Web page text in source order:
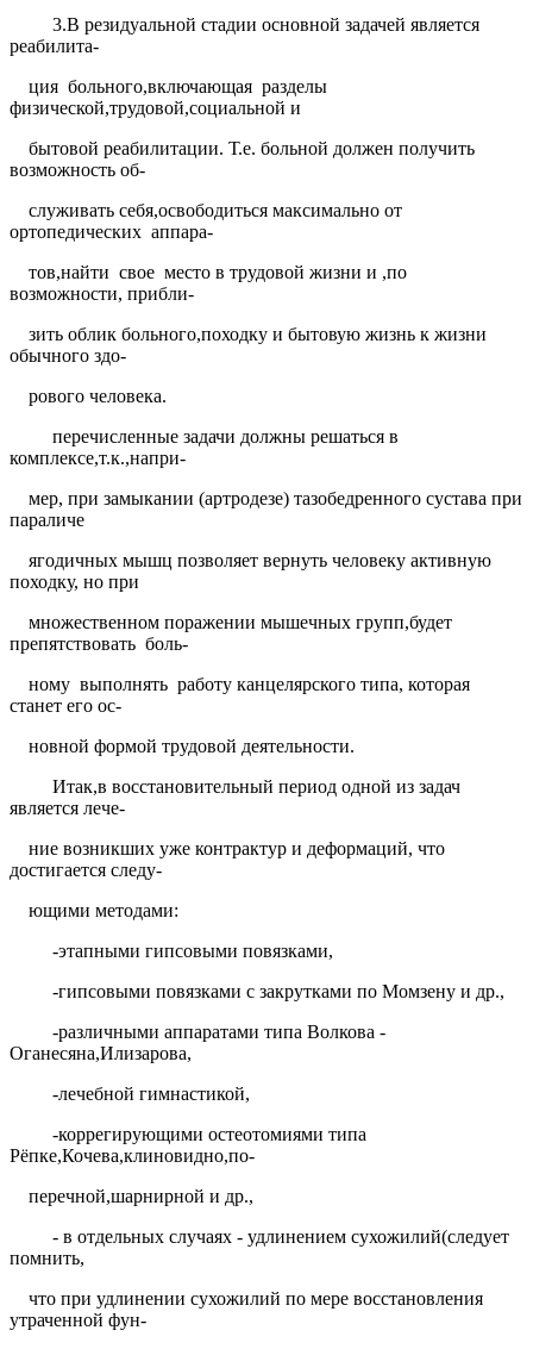
3.В резидуальной стадии основной задачей является
реабилита-
ция больного,включающая разделы
физической,трудовой,социальной и
бытовой реабилитации. Т.е. больной должен получить
возможность об-
служивать себя,освободиться максимально от
ортопедических аппара-
тов,найти свое место в трудовой жизни и ,по
возможности, прибли-
зить облик больного,походку и бытовую жизнь к жизни
обычного здо-
рового человека.
перечисленные задачи должны решаться в
комплексе,т.к.,напри-
мер, при замыкании (артродезе) тазобедренного сустава при
параличе
ягодичных мышц позволяет вернуть человеку активную
походку, но при
множественном поражении мышечных групп,будет
препятствовать боль-
ному выполнять работу канцелярского типа, которая
станет его ос-
новной формой трудовой деятельности.
Итак,в восстановительный период одной из задач
является лече-
ние возникших уже контрактур и деформаций, что
достигается следу-
ющими методами:
-этапными гипсовыми повязками,
-гипсовыми повязками с закрутками по Момзену и др.,
-различными аппаратами типа Волкова -
Оганесяна,Илизарова,
-лечебной гимнастикой,
-коррегирующими остеотомиями типа
Рёпке,Кочева,клиновидно,по-
перечной,шарнирной и др.,
- в отдельных случаях - удлинением сухожилий(следует
помнить,
что при удлинении сухожилий по мере восстановления
утраченной фун-